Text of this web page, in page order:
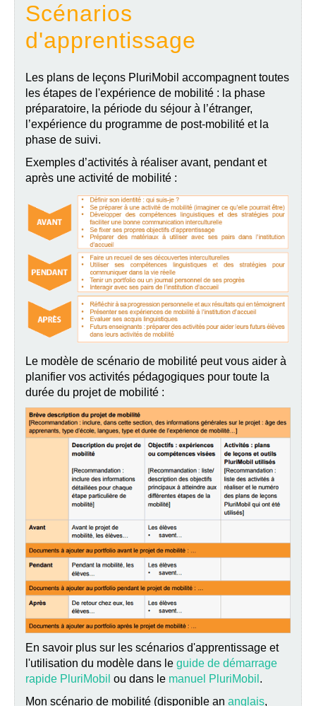
Scénarios
d'apprentissage
Les plans de leçons PluriMobil accompagnent toutes
les étapes de l'expérience de mobilité : la phase
préparatoire, la période du séjour à l’étranger,
l’expérience du programme de post-mobilité et la
phase de suivi.
Exemples d’activités à réaliser avant, pendant et
après une activité de mobilité :
Le modèle de scénario de mobilité peut vous aider à
planifier vos activités pédagogiques pour toute la
durée du projet de mobilité :
En savoir plus sur les scénarios d'apprentissage et
l'utilisation du modèle dans le guide de démarrage
rapide PluriMobil ou dans le manuel PluriMobil .
Mon scénario de mobilité (disponible an anglais,